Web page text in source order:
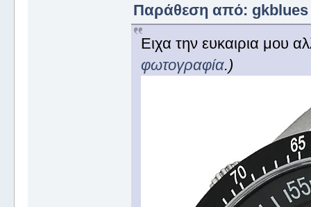
Παράθεση από: gkblues
Ειχα την ευκαιρια μου
φωτογραφία.)